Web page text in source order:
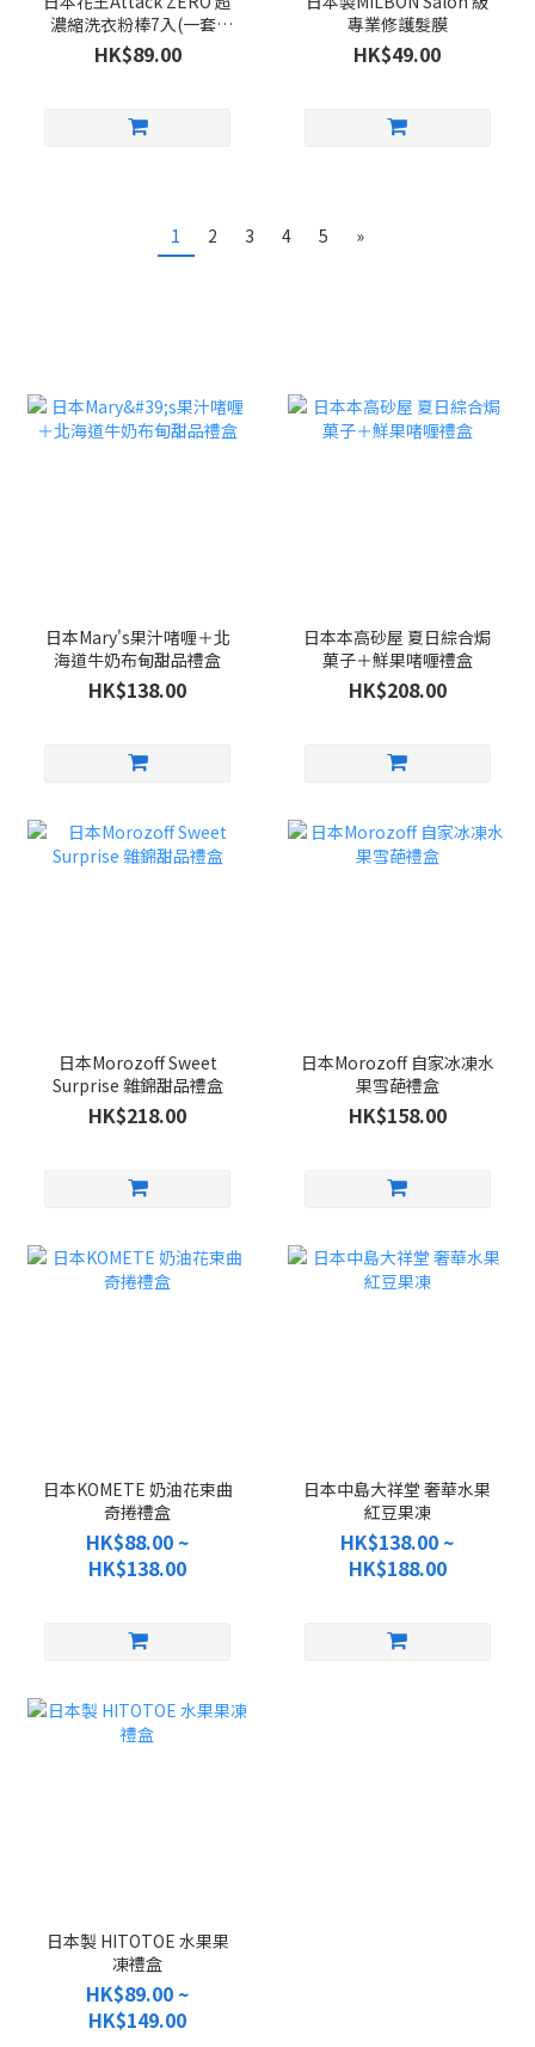
濃縮洗衣粉棒7入(一套5
包)
HK$89.00
專業修護髮膜
HK$49.00
1 2 3 4 5 »
日本Mary's果汁啫喱＋北
海道牛奶布甸甜品禮盒
HK$138.00
日本本高砂屋 夏日綜合焗
菓子＋鮮果啫喱禮盒
HK$208.00
日本Morozoff Sweet
Surprise 雜錦甜品禮盒
HK$218.00
日本Morozoff 自家冰凍水
果雪葩禮盒
HK$158.00
日本KOMETE 奶油花束曲
奇捲禮盒
HK$88.00 ~
HK$138.00
日本中島大祥堂 奢華水果
紅豆果凍
HK$138.00 ~
HK$188.00
日本製 HITOTOE 水果果
凍禮盒
HK$89.00 ~
HK$149.00